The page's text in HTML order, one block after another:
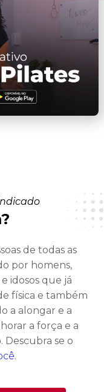
de todas as
por homens,
idosos que já
física e também
a alongar e a
a força e a
Descubra se o
.